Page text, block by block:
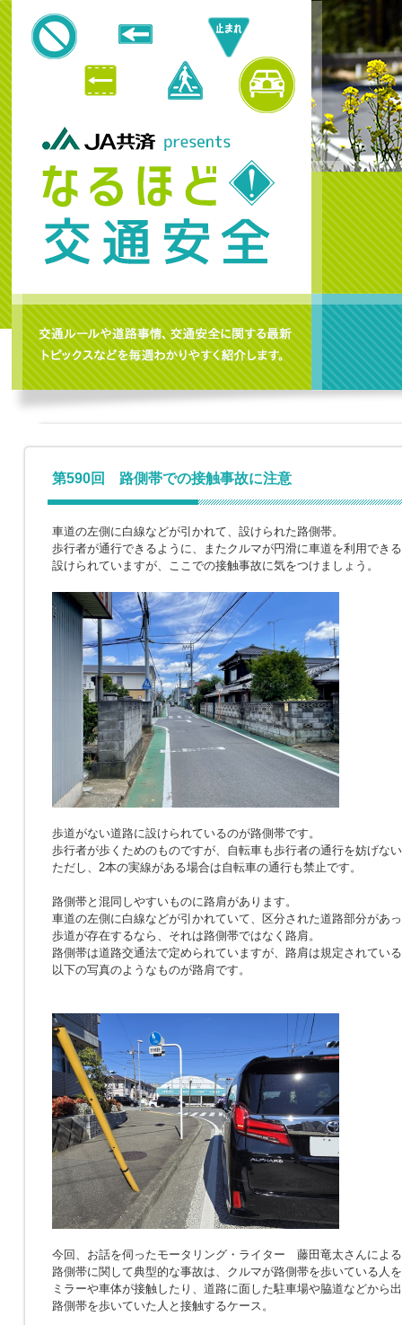
第590回 路側帯での接触事故に注意
車道の左側に白線などが引かれて、設けられた路側帯。
歩行者が通行できるように、またクルマが円滑に車道を利用でき
設けられていますが、ここでの接触事故に気をつけましょう。
歩道がない道路に設けられているのが路側帯です。
歩行者が歩くためのものですが、自転車も歩行者の通行を妨げな
ただし、2本の実線がある場合は自転車の通行も禁止です。
路側帯と混同しやすいものに路肩があります。
車道の左側に白線などが引かれていて、区分された道路部分があ
歩道が存在するなら、それは路側帯ではなく路肩。
路側帯は道路交通法で定められていますが、路肩は規定されてい
以下の写真のようなものが路肩です。
今回、お話を伺ったモータリング・ライター 藤田竜太さんによ
路側帯に関して典型的な事故は、クルマが路側帯を歩いている人
ミラーや車体が接触したり、道路に面した駐車場や脇道などから
路側帯を歩いていた人と接触するケース。